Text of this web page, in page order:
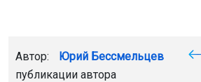
Автор: Юрий Бессмельцев
публикации автора